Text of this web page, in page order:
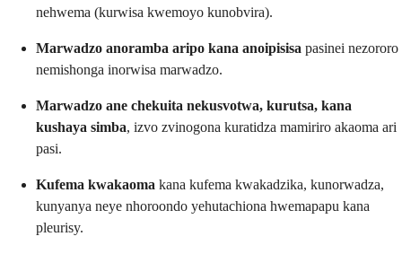
nehwema (kurwisa kwemoyo kunobvira).
Marwadzo anoramba aripo kana anoipisisa pasinei nezororo
nemishonga inorwisa marwadzo.
Marwadzo ane chekuita nekusvotwa, kurutsa, kana
kushaya simba, izvo zvinogona kuratidza mamiriro akaoma ari
pasi.
Kufema kwakaoma kana kufema kwakadzika, kunorwadza,
kunyanya neye nhoroondo yehutachiona hwemapapu kana
pleurisy.